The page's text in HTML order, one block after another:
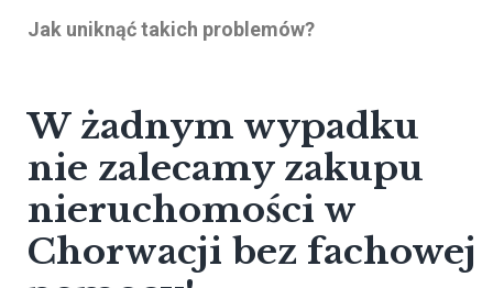
Jak uniknąć takich problemów?
W żadnym wypadku
nie zalecamy zakupu
nieruchomości w
Chorwacji bez fachowej